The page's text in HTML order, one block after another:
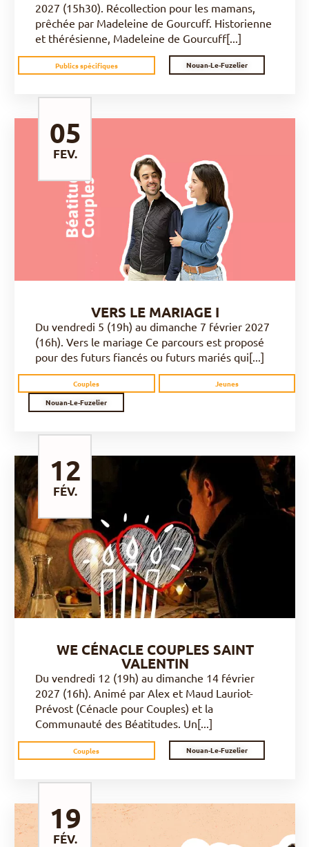
2027 (15h30). Récollection pour les mamans,
prêchée par Madeleine de Gourcuff. Historienne
et thérésienne, Madeleine de Gourcuff[...]
Publics spécifiques Nouan-Le-Fuzelier
FEV.
DÉCOUVRIR
VERS LE MARIAGE I
Du vendredi 5 (19h) au dimanche 7 février 2027
(16h). Vers le mariage Ce parcours est proposé
pour des futurs fiancés ou futurs mariés qui[...]
Couples
Jeunes
Nouan-Le-Fuzelier
05
FÉV.
DÉCOUVRIR
WE CÉNACLE COUPLES SAINT
VALENTIN
Du vendredi 12 (19h) au dimanche 14 février
2027 (16h). Animé par Alex et Maud Lauriot-
Prévost (Cénacle pour Couples) et la
Communauté des Béatitudes. Un[...]
Couples Nouan-Le-Fuzelier
12
FÉV.
19